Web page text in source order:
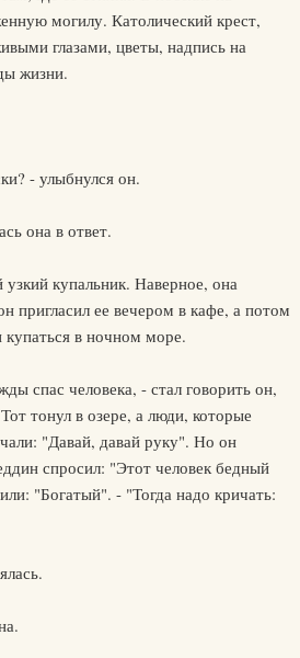
могилу. Католический крест,
глазами, цветы, надпись на
жизни.
- улыбнулся он.
она в ответ.
купальник. Наверное, она
пригласил ее вечером в кафе, а потом
в ночном море.
спас человека, - стал говорить он,
тонул в озере, а люди, которые
"Давай, давай руку". Но он
спросил: "Этот человек бедный
"Богатый". - "Тогда надо кричать: